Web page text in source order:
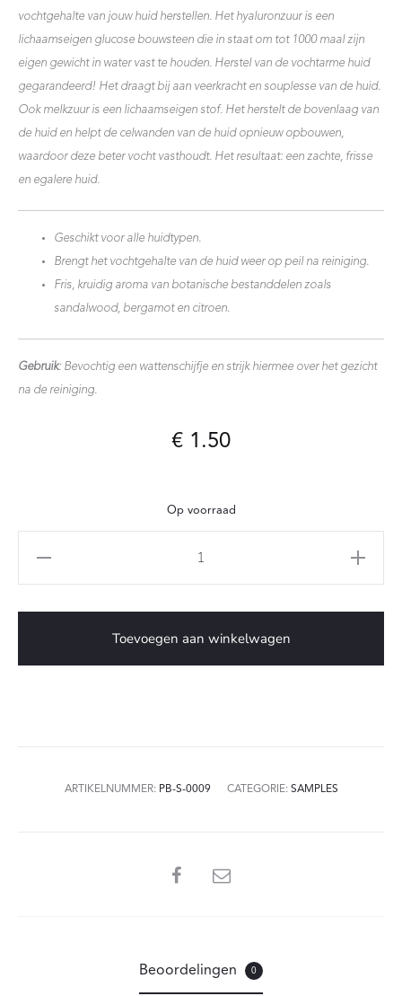
vochtgehalte van jouw huid herstellen. Het hyaluronzuur is een
lichaamseigen glucose bouwsteen die in staat om tot 1000 maal zijn
eigen gewicht in water vast te houden. Herstel van de vochtarme huid
gegarandeerd! Het draagt bij aan veerkracht en souplesse van de huid.
Ook melkzuur is een lichaamseigen stof. Het herstelt de bovenlaag van
de huid en helpt de celwanden van de huid opnieuw opbouwen,
waardoor deze beter vocht vasthoudt. Het resultaat: een zachte, frisse
en egalere huid.
Geschikt voor alle huidtypen.
Brengt het vochtgehalte van de huid weer op peil na reiniging.
Fris, kruidig aroma van botanische bestanddelen zoals
sandalwood, bergamot en citroen.
Gebruik: Bevochtig een wattenschijfje en strijk hiermee over het gezicht
na de reiniging.
€ 1.50
Op voorraad
Toevoegen aan winkelwagen
ARTIKELNUMMER: PB-S-0009 CATEGORIE: SAMPLES
SHARE
Beoordelingen 0